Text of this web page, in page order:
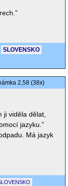
SLOVENSKO
2,58 (38x)
ji viděla dělat,
jazyku.”
Má jazyk